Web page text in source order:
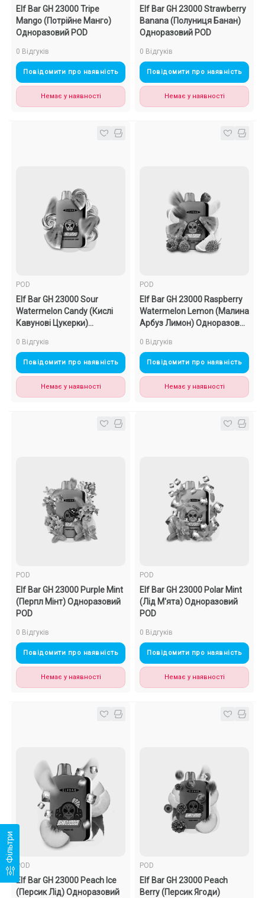
Elf Bar GH 23000 Tripe
Mango (Потрійне Манго)
Одноразовий POD
0 Відгуків
Повідомити про наявність
Немає у наявності
Elf Bar GH 23000 Strawberry
Banana (Полуниця Банан)
Одноразовий POD
0 Відгуків
Повідомити про наявність
Немає у наявності
POD
Elf Bar GH 23000 Sour
Watermelon Candy (Кислі
Кавунові Цукерки)
0 Відгуків
Повідомити про наявність
Немає у наявності
POD
Elf Bar GH 23000 Raspberry
Watermelon Lemon (Малина
Арбуз Лимон) Одноразовий
0 Відгуків
Повідомити про наявність
Немає у наявності
POD
Elf Bar GH 23000 Purple Mint
(Перпл Мінт) Одноразовий
POD
0 Відгуків
Повідомити про наявність
Немає у наявності
POD
Elf Bar GH 23000 Polar Mint
(Лід М'ята) Одноразовий
POD
0 Відгуків
Повідомити про наявність
Немає у наявності
POD
Elf Bar GH 23000 Peach Ice
(Персик Лід) Одноразовий
POD
Elf Bar GH 23000 Peach
Berry (Персик Ягоди)
Фільтри